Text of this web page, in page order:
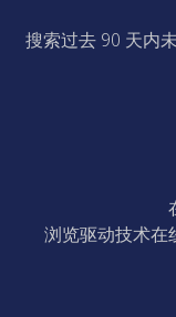
搜索过去 90 天内
浏览驱动技术在